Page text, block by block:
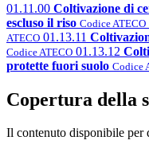
01.11.00 Coltivazione di
escluso il riso Codice ATECO
ATECO 01.13.11
Codice ATECO 01.13.12
protette fuori suolo Codice
Copertura della
Il contenuto disponibile per